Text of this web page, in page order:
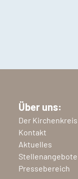
Über uns:
Der
Kontakt
Aktuelles
Stellenangebote
Pressebereich